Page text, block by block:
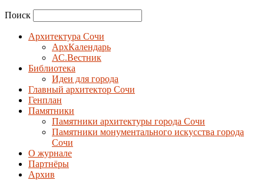
Поиск
Архитектура Сочи
АрхКалендарь
АС.Вестник
Библиотека
Идеи для города
Главный архитектор Сочи
Генплан
Памятники
Памятники архитектуры города Сочи
Памятники монументального искусства города
Сочи
О журнале
Партнёры
Архив